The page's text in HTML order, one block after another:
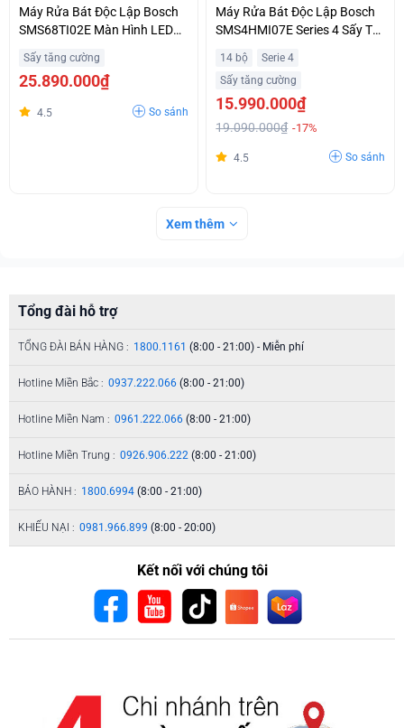
Máy Rửa Bát Độc Lập Bosch
SMS68TI02E Màn Hình LED
Không Lãi Suất
Sấy tăng cường
25.890.000₫
4.5 So sánh
Máy Rửa Bát Độc Lập Bosch
SMS4HMI07E Series 4 Sấy Tự
14 bộ
Serie 4
Sấy tăng cường
15.990.000₫
19.090.000₫ -17%
4.5 So sánh
Xem thêm
Tổng đài hỗ trợ
TỔNG ĐÀI BÁN HÀNG : 1800.1161 (8:00 - 21:00) - Miễn phí
Hotline Miền Bắc : 0937.222.066 (8:00 - 21:00)
Hotline Miền Nam : 0961.222.066 (8:00 - 21:00)
Hotline Miền Trung : 0926.906.222 (8:00 - 21:00)
BẢO HÀNH : 1800.6994 (8:00 - 21:00)
KHIẾU NẠI : 0981.966.899 (8:00 - 20:00)
Kết nối với chúng tôi